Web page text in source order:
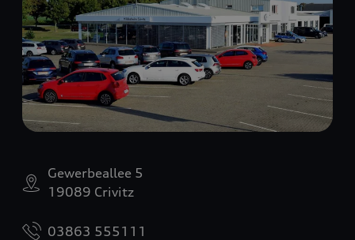
Gewerbeallee 5
19089 Crivitz
03863 555111